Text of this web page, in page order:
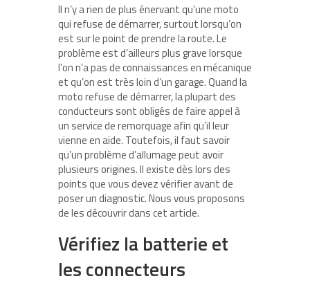
Il n’y a rien de plus énervant qu’une moto
qui refuse de démarrer, surtout lorsqu’on
est sur le point de prendre la route. Le
problème est d’ailleurs plus grave lorsque
l’on n’a pas de connaissances en mécanique
et qu’on est très loin d’un garage. Quand la
moto refuse de démarrer, la plupart des
conducteurs sont obligés de faire appel à
un service de remorquage afin qu’il leur
vienne en aide. Toutefois, il faut savoir
qu’un problème d’allumage peut avoir
plusieurs origines. Il existe dès lors des
points que vous devez vérifier avant de
poser un diagnostic. Nous vous proposons
de les découvrir dans cet article.
Vérifiez la batterie et
les connecteurs